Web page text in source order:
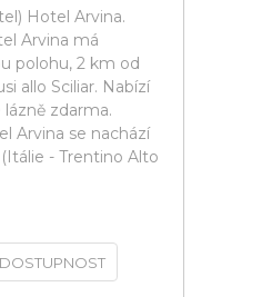
Hotel Arvina.
Arvina má
polohu, 2 km od
allo Sciliar. Nabízí
zdarma.
Arvina se nachází
- Trentino Alto